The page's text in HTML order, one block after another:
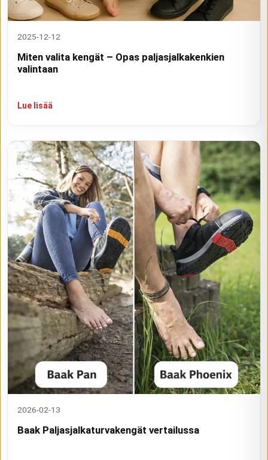
2025-12-12
Miten valita kengät – Opas paljasjalkakenkien
valintaan
Lue lisää
2026-02-13
Baak Paljasjalkaturvakengät vertailussa